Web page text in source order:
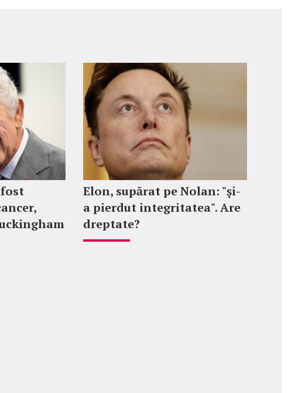
fost
Elon, supărat pe Nolan: "şi-
a pierdut integritatea". Are
dreptate?